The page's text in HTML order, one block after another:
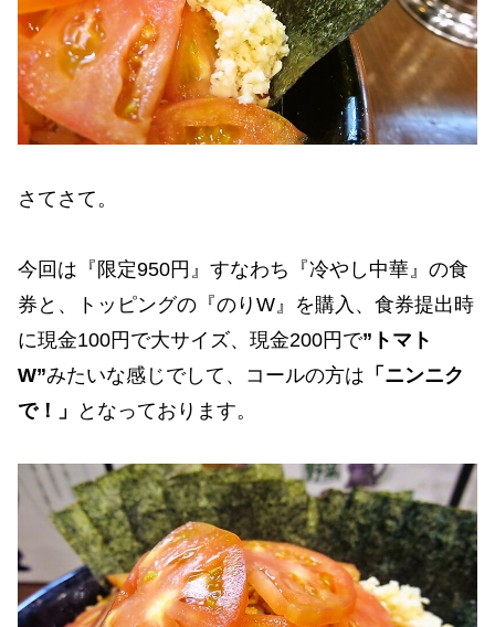
さてさて。
今回は『限定950円』すなわち『冷やし中華』の食
券と、トッピングの『のりW』を購入、食券提出時
に現金100円で大サイズ、現金200円で”トマト
W”みたいな感じでして、コールの方は 「ニンニク
で！」
となっております。